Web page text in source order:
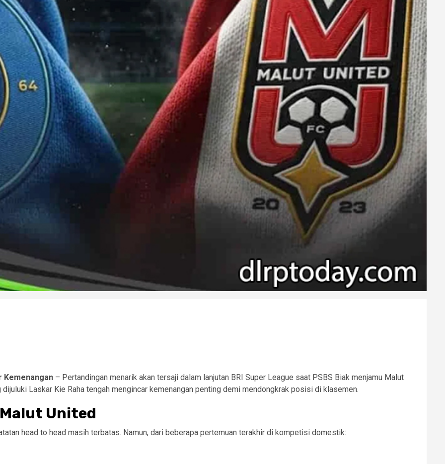
Kemenangan – Pertandingan menarik akan tersaji dalam lanjutan BRI Super League saat PSBS Biak menjamu Malut
Laskar Kie Raha tengah mengincar kemenangan penting demi mendongkrak posisi di klasemen.
Malut United
head to head masih terbatas. Namun, dari beberapa pertemuan terakhir di kompetisi domestik: